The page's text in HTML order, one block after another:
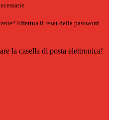
Effettua il reset della password
la casella di posta elettronica!